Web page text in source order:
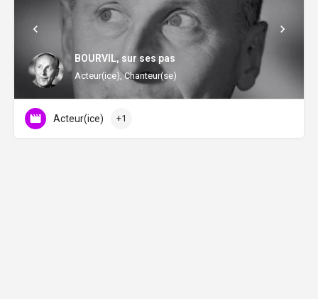
BOURVIL, sur ses pas
Acteur(ice), Chanteur(se)
Acteur(ice) +1